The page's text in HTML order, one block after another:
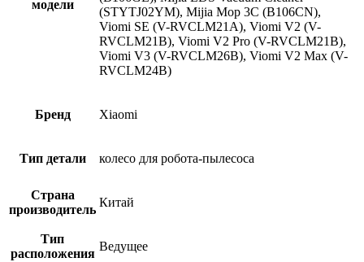
модели
(STYTJ02YM), Mijia Mop 3C (B106CN),
Viomi SE (V-RVСLМ21А), Viomi V2 (V-
RVCLM21B), Viomi V2 Pro (V-RVCLM21B),
Viomi V3 (V-RVCLM26B), Viоmi V2 Мах (V-
RVCLM24B)
Бренд Xiaomi
Тип детали колесо для робота-пылесоса
Страна
производитель
Китай
Тип
расположения
Ведущее